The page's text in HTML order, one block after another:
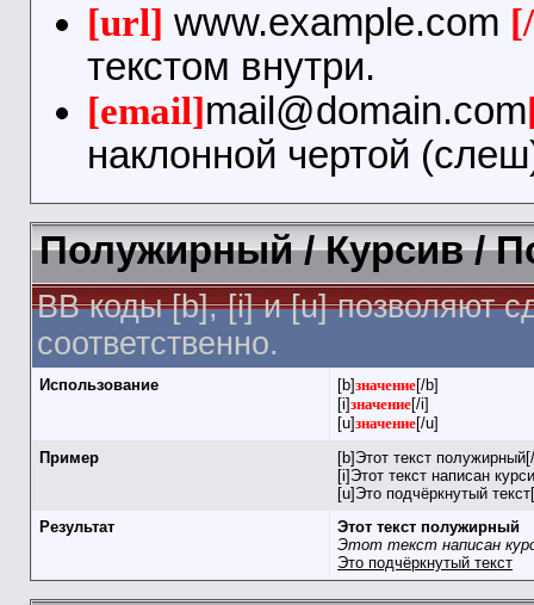
[url] www.example.com
текстом внутри.
[email]mail@domain.com
наклонной чертой
Полужирный / Курсив /
BB коды [b], [i] и [u] позволяют
соответственно.
Использование [b]значение[/b]
[i]значение[/i]
[u]значение[/u]
Пример
[b]Этот текст
[i]Этот текст написан
[u]Это подчёркнутый
Результат
Этот текст полужирный
Этот текст написан
Это подчёркнутый текст